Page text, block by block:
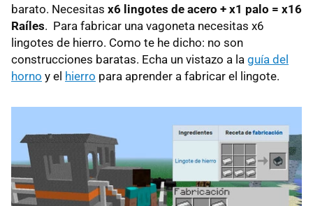
barato. Necesitas x6 lingotes de acero + x1 palo = x16
Raíles. Para fabricar una vagoneta necesitas x6
lingotes de hierro. Como te he dicho: no son
construcciones baratas. Echa un vistazo a la guía del
horno y el hierro para aprender a fabricar el lingote.